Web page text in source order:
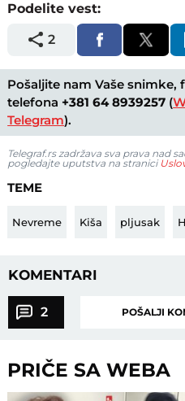
Podelite vest:
2
Pošaljite nam Vaše snimke,
telefona +381 64 8939257 (
Telegram).
Telegraf.rs zadržava sva prava nad
pogledajte uputstva na stranici
TEME
Nevreme Kiša pljusak
KOMENTARI
2 POŠALJI
PRIČE SA WEBA